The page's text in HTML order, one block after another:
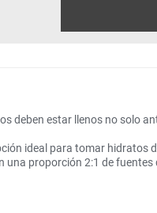
deben estar llenos no solo
ideal para tomar hidratos
proporción 2:1 de